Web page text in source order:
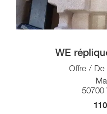
WE
Offre / De
50700